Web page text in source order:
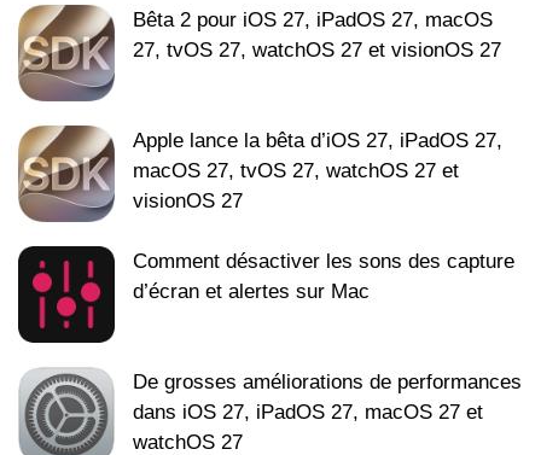
Bêta 2 pour iOS 27, iPadOS 27, macOS
27, tvOS 27, watchOS 27 et visionOS 27
Apple lance la bêta d’iOS 27, iPadOS 27,
macOS 27, tvOS 27, watchOS 27 et
visionOS 27
Comment désactiver les sons des capture
d’écran et alertes sur Mac
De grosses améliorations de performances
dans iOS 27, iPadOS 27, macOS 27 et
watchOS 27